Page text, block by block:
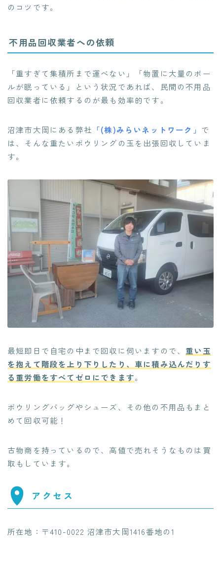
のコツです。
不用品回収業者への依頼
「重すぎて集積所まで運べない」「物置に大量のボー
ルが眠っている」という状況であれば、民間の不用品
回収業者に依頼するのが最も効率的です。
沼津市大岡にある弊社 「(株)みらいネットワーク」 で
は、そんな重たいボウリングの玉を出張回収していま
す。
最短即日で自宅の中まで回収に伺いますので、 重い玉
を抱えて階段を上り下りしたり、車に積み込んだりす
る重労働をすべてゼロにできます。
ボウリングバッグやシューズ、その他の不用品もまと
めて回収可能！
古物商を持っているので、高値で売れそうなものは買
取もしています。
アクセス
所在地：〒410-0022 沼津市大岡1416番地の1